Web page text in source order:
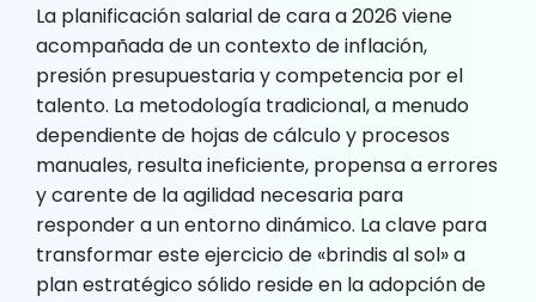
La planificación salarial de cara a 2026 viene
acompañada de un contexto de inflación,
presión presupuestaria y competencia por el
talento. La metodología tradicional, a menudo
dependiente de hojas de cálculo y procesos
manuales, resulta ineficiente, propensa a errores
y carente de la agilidad necesaria para
responder a un entorno dinámico. La clave para
transformar este ejercicio de «brindis al sol» a
plan estratégico sólido reside en la adopción de